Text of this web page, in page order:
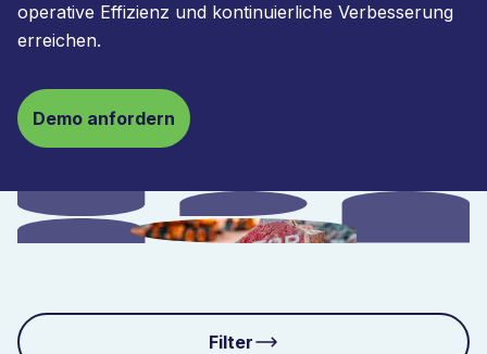
operative Effizienz und kontinuierliche Verbesserung
erreichen.
Demo anfordern
Filter